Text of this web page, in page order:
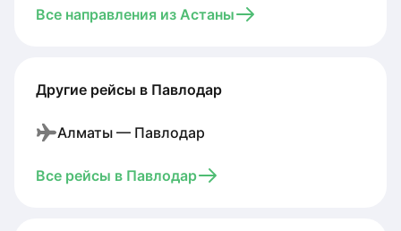
Все направления из Астаны
Другие рейсы в Павлодар
Алматы — Павлодар
Все рейсы в Павлодар